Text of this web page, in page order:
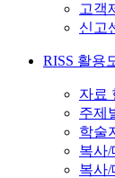
고객
신고
RISS 활용
자료
주제
학술
복사/
복사/